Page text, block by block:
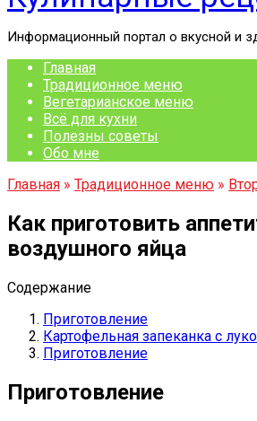
Информационный портал о вкусной и
Главная
Традиционное меню
Вегетарианское меню
Всё для кухни
Полезны советы
Обо мне
Главная » Традиционное меню »
Как приготовить
воздушного яйца
Содержание
Приготовление
Картофельная запеканка с
Приготовление
Приготовление